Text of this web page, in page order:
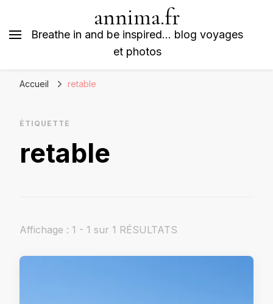
annima.fr
Breathe in and be inspired… blog voyages
et photos
Accueil retable
ÉTIQUETTE
retable
Affichage : 1 - 1 sur 1 RÉSULTATS